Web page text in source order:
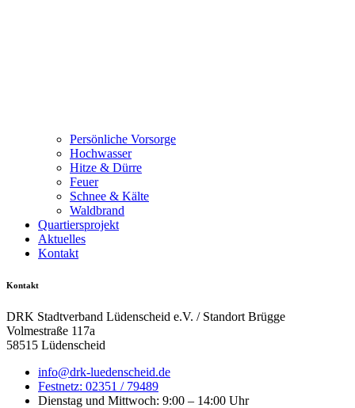
Persönliche Vorsorge
Hochwasser
Hitze & Dürre
Feuer
Schnee & Kälte
Waldbrand
Quartiersprojekt
Aktuelles
Kontakt
Kontakt
DRK Stadtverband Lüdenscheid e.V. / Standort Brügge
Volmestraße 117a
58515 Lüdenscheid
info@drk-luedenscheid.de
Festnetz: 02351 / 79489
Dienstag und Mittwoch: 9:00 – 14:00 Uhr